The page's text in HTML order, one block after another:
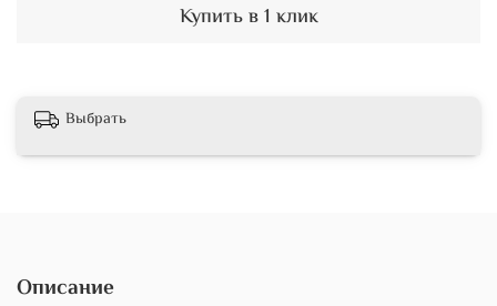
Купить в 1 клик
Выбрать
Описание